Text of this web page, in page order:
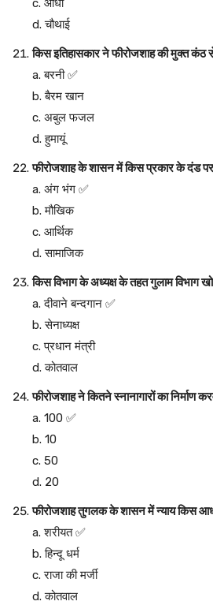
c. आधा
d. चौथाई
किस इतिहासकार ने फीरोजशाह की मुक्त कंठ
a. बरनी ✅
b. बैरम खान
c. अबुल फजल
d. हुमायूं
फीरोजशाह के शासन में किस प्रकार के दंड
a. अंग भंग ✅
b. मौखिक
c. आर्थिक
d. सामाजिक
किस विभाग के अध्यक्ष के तहत गुलाम विभाग
a. दीवाने बन्दगान ✅
b. सेनाध्यक्ष
c. प्रधान मंत्री
d. कोतवाल
फीरोजशाह ने कितने स्नानागारों का निर्माण
a. 100 ✅
b. 10
c. 50
d. 20
फीरोजशाह तुगलक के शासन में न्याय किस
a. शरीयत ✅
b. हिन्दू धर्म
c. राजा की मर्जी
d. कोतवाल